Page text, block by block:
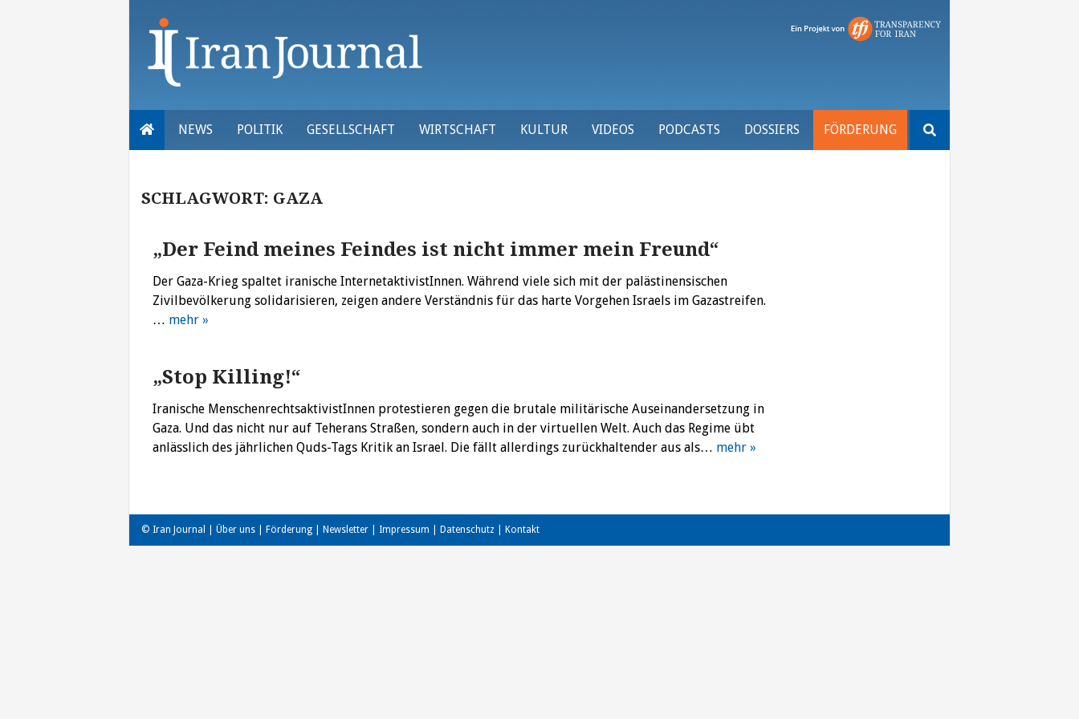
NEWS POLITIK GESELLSCHAFT WIRTSCHAFT KULTUR VIDEOS PODCASTS DOSSIERS FÖRDERUNG
nach:
SCHLAGWORT: GAZA
„Der Feind meines Feindes ist nicht immer mein Freund“
Der Gaza-Krieg spaltet iranische InternetaktivistInnen. Während viele sich mit der palästinensischen
Zivilbevölkerung solidarisieren, zeigen andere Verständnis für das harte Vorgehen Israels im Gazastreifen.
… mehr »
„Stop Killing!“
Iranische MenschenrechtsaktivistInnen protestieren gegen die brutale militärische Auseinandersetzung in
Gaza. Und das nicht nur auf Teherans Straßen, sondern auch in der virtuellen Welt. Auch das Regime übt
anlässlich des jährlichen Quds-Tags Kritik an Israel. Die fällt allerdings zurückhaltender aus als… mehr »
© Iran Journal | Über uns Förderung Newsletter Impressum Datenschutz Kontakt